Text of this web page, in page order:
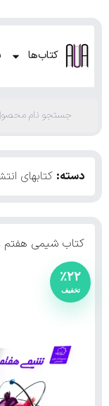
کتاب‌ها
دسته: کتابهای
کتاب شیمی هفتم
٪۲۲